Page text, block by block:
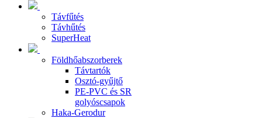
Távfűtés
Távhűtés
SuperHeat
Földhőabszorberek
Távtartók
Osztó-gyűjtő
PE-PVC és SR
golyóscsapok
Haka-Gerodur